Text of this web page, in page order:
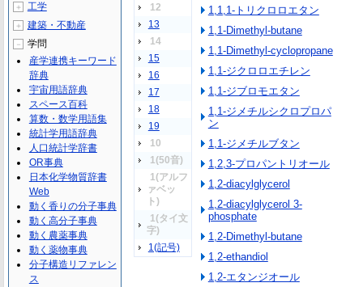
12
13
14
15
16
17
18
19
10
1(50音)
1(アルフ
ァベッ
ト)
1(タイ文
字)
1(記号)
1,1,1-トリクロロエタン
1,1-Dimethyl-butane
1,1-Dimethyl-cyclopropane
1,1-ジクロロエチレン
1,1-ジブロモエタン
1,1-ジメチルシクロプロパ
ン
1,1-ジメチルブタン
1,2,3-プロパントリオール
1,2-diacylglycerol
1,2-diacylglycerol 3-
phosphate
1,2-Dimethyl-butane
1,2-ethandiol
1,2-エタンジオール
＋ 工学
＋ 建築・不動産
－
学問
産学連携キーワード
辞典
宇宙用語辞典
スペース百科
算数・数学用語集
統計学用語辞典
人口統計学辞書
OR事典
日本化学物質辞書
Web
動く香りの分子事典
動く高分子事典
動く農薬事典
動く薬物事典
分子構造リファレン
ス